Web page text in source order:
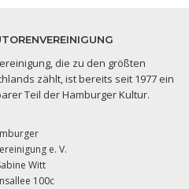
die zu den größten
zählt, ist bereits seit 1977 ein
Teil der Hamburger Kultur.
e. V.
Witt
100c